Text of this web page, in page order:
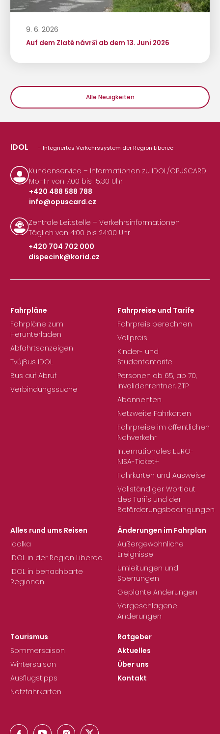
9. 6. 2026
Auf dem Zlaté návrší ab dem 13. Juni 2026
Alle Neuigkeiten
IDOL – Integriertes Verkehrssystem der Region Liberec
Kundenservice – Informationen zu IDOL/OPUSCARD
Mo–Fr von 7:00 bis 15:30 Uhr
+420 488 588 788
|
info@opuscard.cz
Zentrale Leitstelle – Verkehrsinformationen
Täglich von 4:00 bis 24:00 Uhr
+420 704 702 000
|
dispecink@korid.cz
Fahrpläne
Fahrpläne zum
Herunterladen
Abfahrtsanzeigen
TvůjBus IDOL
Bus auf Abruf
Verbindungssuche
Fahrpreise und Tarife
Fahrpreis berechnen
Vollpreis
Kinder- und
Studententarife
Personen ab 65, ab 70,
Invalidenrentner, ZTP
Abonnenten
Netzweite Fahrkarten
Fahrpreise im öffentlichen
Nahverkehr
Internationales EURO-
NISA-Ticket+
Fahrkarten und Ausweise
Vollständiger Wortlaut
des Tarifs und der
Beförderungsbedingungen
Alles rund ums Reisen
Idolka
IDOL in der Region Liberec
IDOL in benachbarte
Regionen
Änderungen im Fahrplan
Außergewöhnliche
Ereignisse
Umleitungen und
Sperrungen
Geplante Änderungen
Vorgeschlagene
Änderungen
Tourismus
Sommersaison
Wintersaison
Ausflugstipps
Netzfahrkarten
Ratgeber
Aktuelles
Über uns
Kontakt